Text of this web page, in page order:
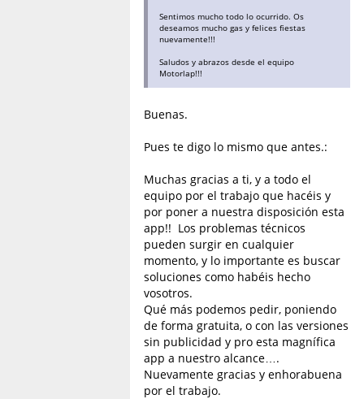
Sentimos mucho todo lo ocurrido. Os
deseamos mucho gas y felices fiestas
nuevamente!!!
Saludos y abrazos desde el equipo
Motorlap!!!
Buenas.
Pues te digo lo mismo que antes.:
Muchas gracias a ti, y a todo el
equipo por el trabajo que hacéis y
por poner a nuestra disposición esta
app!! Los problemas técnicos
pueden surgir en cualquier
momento, y lo importante es buscar
soluciones como habéis hecho
vosotros.
Qué más podemos pedir, poniendo
de forma gratuita, o con las versiones
sin publicidad y pro esta magnífica
app a nuestro alcance….
Nuevamente gracias y enhorabuena
por el trabajo.